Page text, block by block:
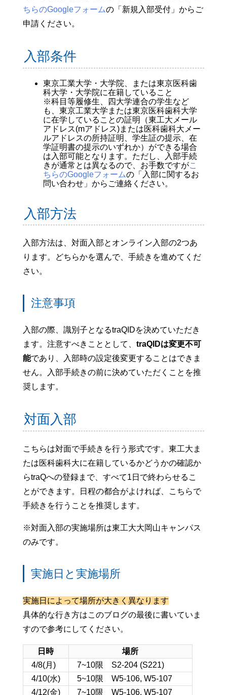
ちらのGoogleフォームの「新規入部受付」からご
申請ください。
入部条件
東京工業大学・大学院、または東京医科歯
科大学・大学院に在籍していること
※科目等履修生、四大学連合の学生など
も、東京工業大学または東京医科歯科大学
に在学していることの証明（東工大メール
アドレス(mアドレス)または医科歯科大メー
ルアドレスの所持証明、学生証の提示、在
学証明書の提示のいずれか）ができる場合
は入部可能となります。ただし、入部手続
きが通常とは異なるので、お手数ですがこ
ちらのGoogleフォームの「入部に関するお
問い合わせ」からご連絡ください。
入部方法
入部方法は、対面入部とオンライン入部の2つあ
ります。どちらかを選んで、手続きを進めてくだ
さい。
注意事項
入部の際、識別子となるtraQIDを決めていただき
ます。注意すべきこととして、 traQIDは変更不可
能であり、入部時の設定後変更することはできま
せん。入部手続きの前に決めていただくことを推
奨します。
対面入部
こちらは対面で手続きを行う形式です。東工大ま
たは医科歯科大に在籍しているかどうかの確認か
らtraQへの登録まで、すべて1日で終わらせるこ
とができます。日程の都合がよければ、こちらで
手続きを行うことを推奨します。
※対面入部の実施場所は東工大大岡山キャンパス
のみです。
実施日と実施場所
実施日によって場所が大きく異なります
具体的な行き方はこのブログの最後に書いていま
すので参考にしてください。
日時
場所
4/8(月)
7~10限 S2-204 (S221)
4/10(水)
5~10限 W5-106, W5-107
4/12(金)
7~10限 W5-106, W5-107